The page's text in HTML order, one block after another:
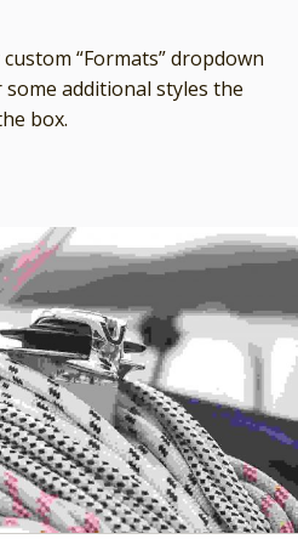
“Formats” dropdown
additional styles the
box.